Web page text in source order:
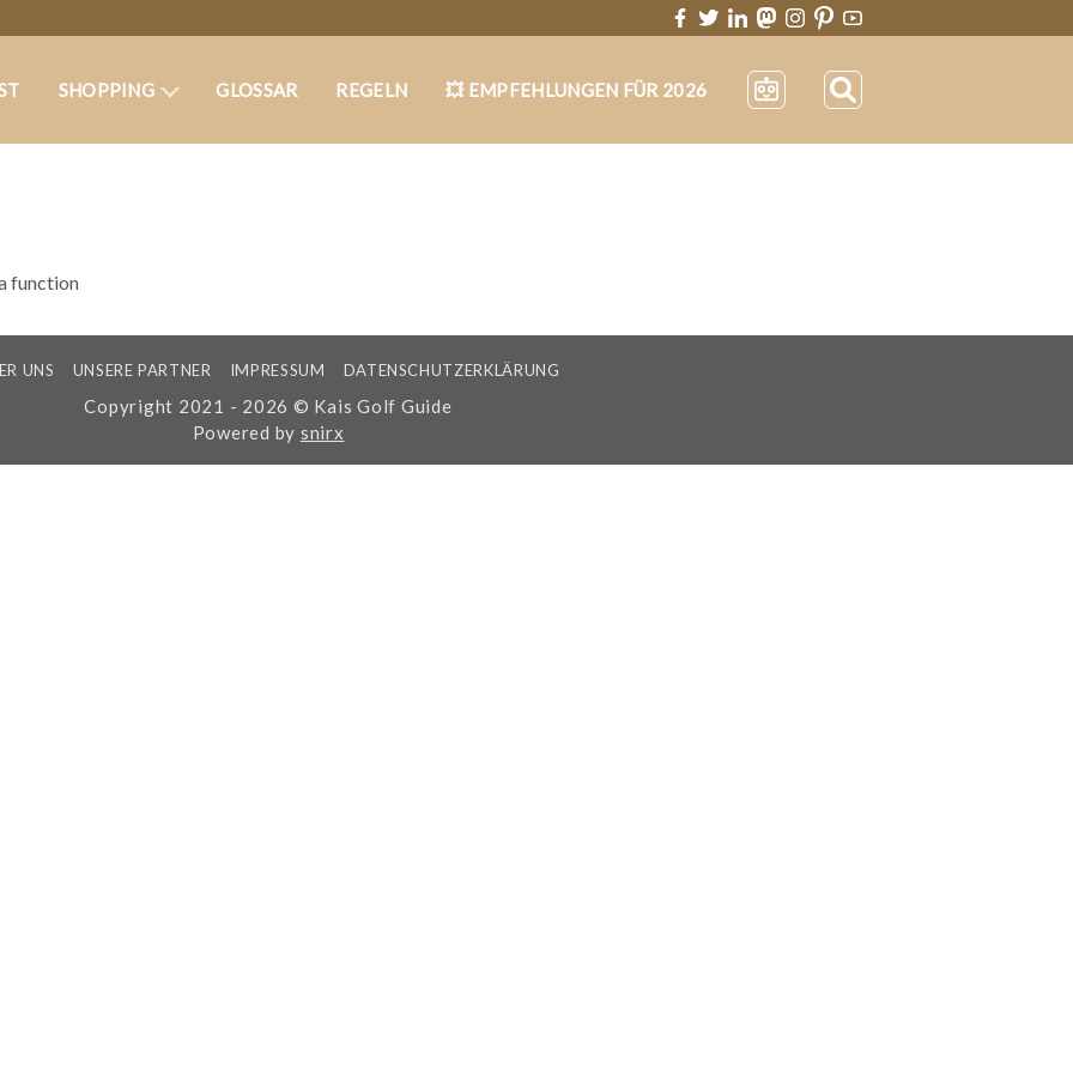
SHOPPING GLOSSAR REGELN 💥 EMPFEHLUNGEN FÜR 2026
function
UNS UNSERE PARTNER IMPRESSUM DATENSCHUTZERKLÄRUNG
Copyright 2021 - 2026 © Kais Golf Guide
Powered by snirx